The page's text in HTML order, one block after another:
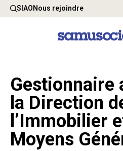
SIAONous rejoindre
Gestionnaire
la Direction
l’Immobilier
Moyens